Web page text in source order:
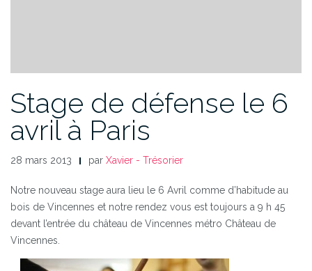
Stage de défense le 6
avril à Paris
28 mars 2013 par Xavier - Trésorier
Notre nouveau stage aura lieu le 6 Avril comme d’habitude au
bois de Vincennes et notre rendez vous est toujours a 9 h 45
devant l’entrée du château de Vincennes métro Château de
Vincennes.